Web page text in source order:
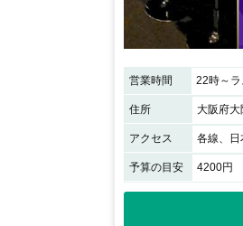
営業時間 22時～ラ
住所 大阪府大
アクセス
予算の目安 4200円